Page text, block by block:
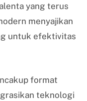
yang terus
menyajikan
untuk efektivitas
format
teknologi